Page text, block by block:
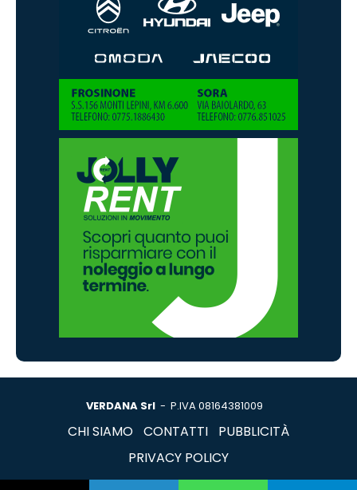
VERDANA Srl - P.IVA 08164381009
CHI SIAMO CONTATTI
PUBBLICITÀ
PRIVACY POLICY